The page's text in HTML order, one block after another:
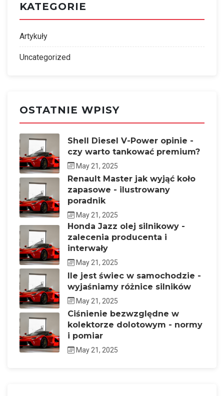
KATEGORIE
Artykuły
Uncategorized
OSTATNIE WPISY
Shell Diesel V-Power opinie -
czy warto tankować premium?
May 21, 2025
Renault Master jak wyjąć koło
zapasowe - ilustrowany
poradnik
May 21, 2025
Honda Jazz olej silnikowy -
zalecenia producenta i
interwały
May 21, 2025
Ile jest świec w samochodzie -
wyjaśniamy różnice silników
May 21, 2025
Ciśnienie bezwzględne w
kolektorze dolotowym - normy
i pomiar
May 21, 2025